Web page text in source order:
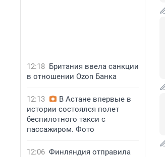
12:18 Британия ввела санкции
в отношении Ozon Банка
12:13
В Астане впервые в
истории состоялся полет
беспилотного такси с
пассажиром. Фото
12:06 Финляндия отправила